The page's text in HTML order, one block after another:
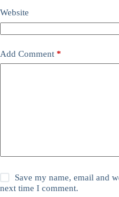
Website
Add Comment *
Save my name, email and
next time I comment.